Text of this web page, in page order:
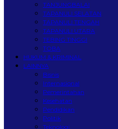
TANJUNGBALAI
TAPANULI SELATAN
TAPANULI TENGAH
TAPANULI UTARA
TEBING TINGGI
TOBA
HUKUM & KRIMINAL
LAINNYA
Bisnis
Internasional
Pemerintahan
Kesehatan
Pendidikan
Politik
Teknologi